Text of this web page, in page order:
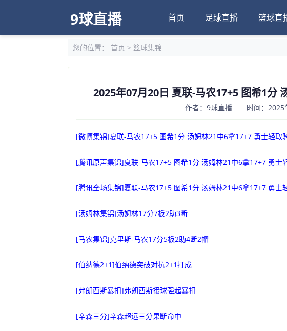
9球直播 首页 足球直播 篮球直
您的位置： 首页 > 篮球集锦
2025年07月20日 夏联-马农17+5 图希1分
作者：9球直播 时间：2025
[微博集锦]夏联-马农17+5 图希1分 汤姆林21中6拿17+7 勇士轻取
[腾讯原声集锦]夏联-马农17+5 图希1分 汤姆林21中6拿17+7 勇士
[腾讯全场集锦]夏联-马农17+5 图希1分 汤姆林21中6拿17+7 勇士
[汤姆林集锦]汤姆林17分7板2助3断
[马农集锦]克里斯-马农17分5板2助4断2帽
[伯纳德2+1]伯纳德突破对抗2+1打成
[弗朗西斯暴扣]弗朗西斯接球强起暴扣
[辛森三分]辛森超远三分果断命中